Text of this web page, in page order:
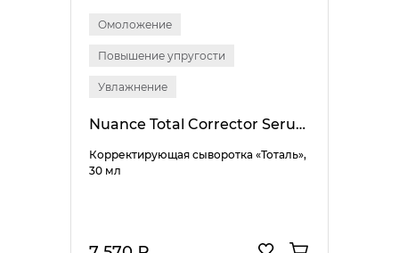
Омоложение
Повышение упругости
Увлажнение
Nuance Total Corrector Serum
Корректирующая сыворотка «Тоталь»,
30 мл